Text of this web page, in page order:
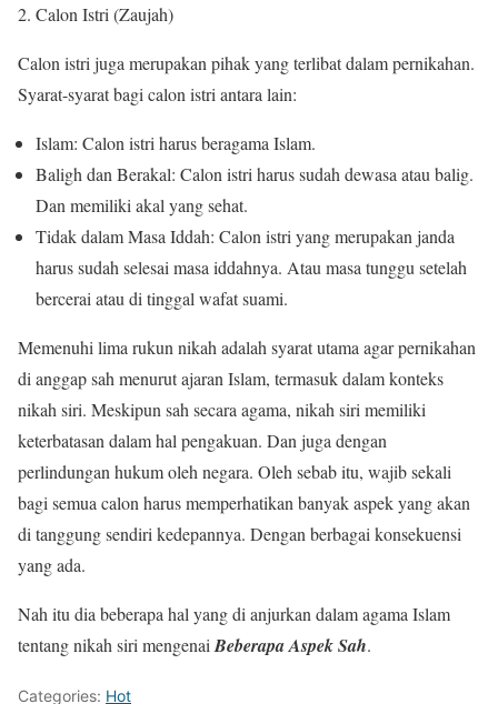
Calon Istri (Zaujah)
Calon istri juga merupakan pihak yang terlibat dalam pernikahan.
Syarat-syarat bagi calon istri antara lain:
Islam: Calon istri harus beragama Islam.
Baligh dan Berakal: Calon istri harus sudah dewasa atau balig.
Dan memiliki akal yang sehat.
Tidak dalam Masa Iddah: Calon istri yang merupakan janda
harus sudah selesai masa iddahnya. Atau masa tunggu setelah
bercerai atau di tinggal wafat suami.
Memenuhi lima rukun nikah adalah syarat utama agar pernikahan
di anggap sah menurut ajaran Islam, termasuk dalam konteks
nikah siri. Meskipun sah secara agama, nikah siri memiliki
keterbatasan dalam hal pengakuan. Dan juga dengan
perlindungan hukum oleh negara. Oleh sebab itu, wajib sekali
bagi semua calon harus memperhatikan banyak aspek yang akan
di tanggung sendiri kedepannya. Dengan berbagai konsekuensi
yang ada.
Nah itu dia beberapa hal yang di anjurkan dalam agama Islam
tentang nikah siri mengenai Beberapa Aspek Sah.
Categories: Hot